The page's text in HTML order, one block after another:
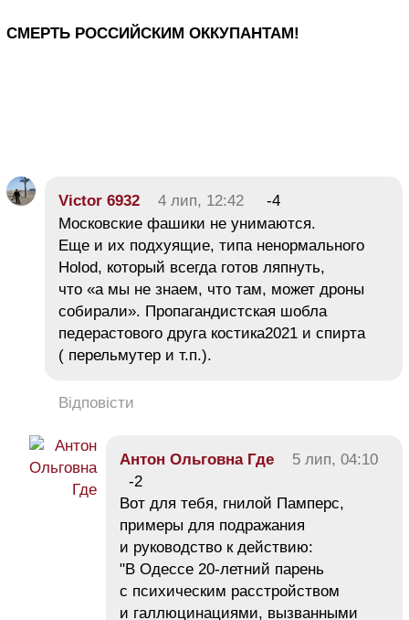
СМЕРТЬ РОССИЙСКИМ ОККУПАНТАМ!
Victor 6932 4 лип, 12:42
-4
Московские фашики не унимаются.
Еще и их подхуящие, типа ненормального
Holod, который всегда готов ляпнуть,
что «а мы не знаем, что там, может дроны
собирали». Пропагандистская шобла
педерастового друга костика2021 и спирта
( перельмутер и т.п.).
Відповісти
Антон Ольговна Где
5 лип, 04:10
-2
Вот для тебя, гнилой Памперс,
примеры для подражания
и руководство к действию:
"В Одессе 20-летний парень
с психическим расстройством
и галлюцинациями, вызванными